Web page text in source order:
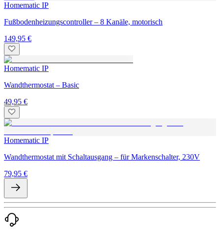
Homematic IP
Fußbodenheizungscontroller – 8 Kanäle, motorisch
149,95 €
Homematic IP
Wandthermostat – Basic
49,95 €
Homematic IP
Wandthermostat mit Schaltausgang – für Markenschalter, 230V
79,95 €